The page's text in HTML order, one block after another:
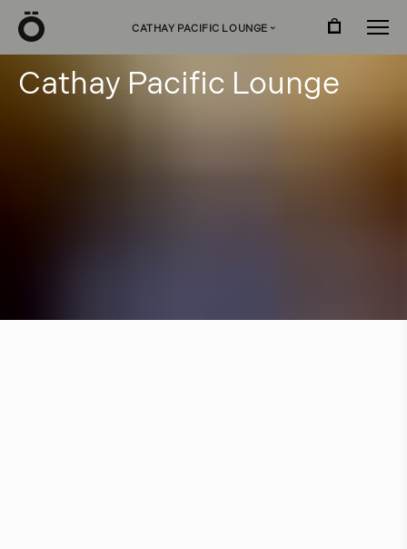
CATHAY PACIFIC LOUNGE›
Cathay Pacifc Lounge
Ö